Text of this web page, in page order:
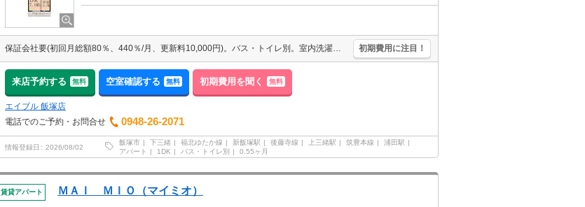
保証会社要(初回月総額80％、440％/月、更新料10,000円)。バス・トイレ別。室内洗濯機置場。浴室乾燥機付。温水洗浄便座付き。清掃費49,500円。 初期費用に注目！
来店予約する 無料 空室確認する 無料 初期費用を聞く 無料
エイブル 飯塚店
電話でのご予約・お問合せ
0948-26-2071
情報登録日 2026/08/02
飯塚市 下三緒 福北ゆたか線 新飯塚駅 後藤寺線 上三緒駅 筑豊本線
浦田駅
アパート
1DK バス・トイレ別 0.55ヶ月
賃貸アパート ＭＡＩ ＭＩＯ（マイミオ）